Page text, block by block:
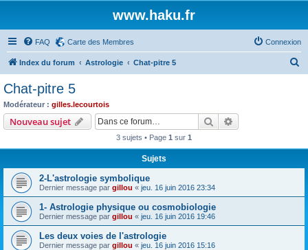
www.haku.fr
FAQ Carte des Membres Connexion
Index du forum Astrologie Chat-pitre 5
Chat-pitre 5
Modérateur : gilles.lecourtois
Nouveau sujet Rechercher
3 sujets • Page 1 sur 1
Sujets
2-L'astrologie symbolique
Dernier message par gillou « jeu. 16 juin 2016 23:34
1- Astrologie physique ou cosmobiologie
Dernier message par gillou « jeu. 16 juin 2016 19:46
Les deux voies de l'astrologie
Dernier message par gillou « jeu. 16 juin 2016 15:16